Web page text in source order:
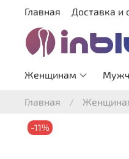
Главная Доставка и
Женщинам
Главная
-11%